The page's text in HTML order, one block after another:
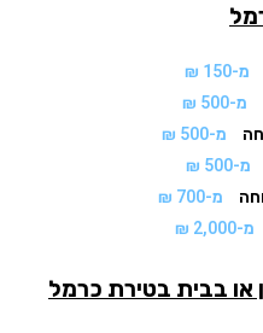
₪
מ-700 ₪
בבית בטירת כרמל